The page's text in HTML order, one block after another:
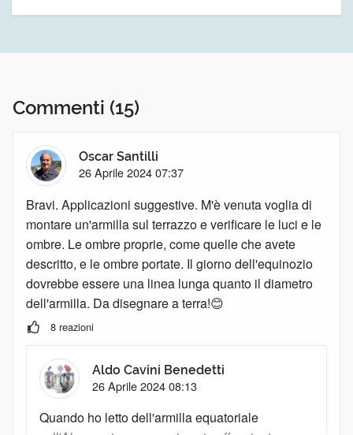
Commenti (15)
Oscar Santilli
26 Aprile 2024 07:37
Bravi. Applicazioni suggestive. M'è venuta voglia di
montare un'armilla sul terrazzo e verificare le luci e le
ombre. Le ombre proprie, come quelle che avete
descritto, e le ombre portate. Il giorno dell'equinozio
dovrebbe essere una linea lunga quanto il diametro
dell'armilla. Da disegnare a terra!😊
8 reazioni
Aldo Cavini Benedetti
26 Aprile 2024 08:13
Quando ho letto dell'armilla equatoriale